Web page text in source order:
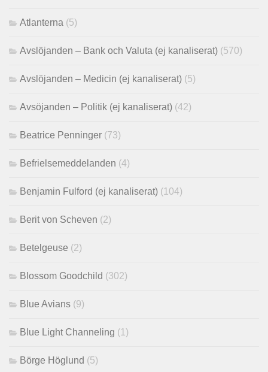
Atlanterna (5)
Avslöjanden – Bank och Valuta (ej kanaliserat) (570)
Avslöjanden – Medicin (ej kanaliserat) (5)
Avsöjanden – Politik (ej kanaliserat) (42)
Beatrice Penninger (73)
Befrielsemeddelanden (4)
Benjamin Fulford (ej kanaliserat) (104)
Berit von Scheven (2)
Betelgeuse (2)
Blossom Goodchild (302)
Blue Avians (9)
Blue Light Channeling (1)
Börge Höglund (5)